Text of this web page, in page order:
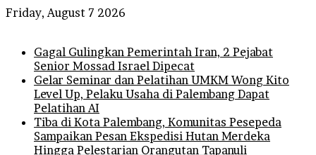
Friday, August 7 2026
Gagal Gulingkan Pemerintah Iran, 2 Pejabat
Senior Mossad Israel Dipecat
Gelar Seminar dan Pelatihan UMKM Wong Kito
Level Up, Pelaku Usaha di Palembang Dapat
Pelatihan AI
Tiba di Kota Palembang, Komunitas Pesepeda
Sampaikan Pesan Ekspedisi Hutan Merdeka
Hingga Pelestarian Orangutan Tapanuli